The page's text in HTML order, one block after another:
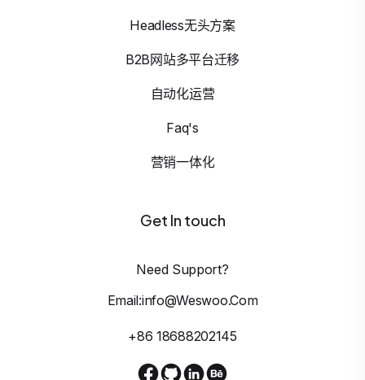
Headless无头方案
B2B网站多平台迁移
自动化运营
Faq's
营销一体化
Get In touch
Need Support?
Email:info@weswoo.com
+86 18688202145